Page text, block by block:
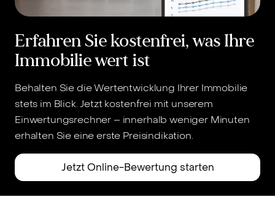
Erfahren Sie kostenfrei, was Ihre
Immobilie wert ist
Behalten Sie die Wertentwicklung Ihrer Immobilie
stets im Blick. Jetzt kostenfrei mit unserem
Einwertungsrechner – innerhalb weniger Minuten
erhalten Sie eine erste Preisindikation.
Jetzt Online-Bewertung starten